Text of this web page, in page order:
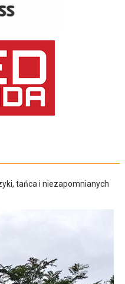
tańca i niezapomnianych